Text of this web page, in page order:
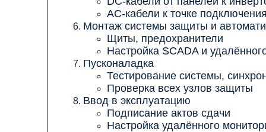
AC-кабели к точке
Монтаж системы защиты и
Щиты, предохранители
Настройка SCADA и
Пусконаладка
Тестирование системы,
Проверка всех узлов защиты
Ввод в эксплуатацию
Подписание актов сдачи
Настройка удалённого